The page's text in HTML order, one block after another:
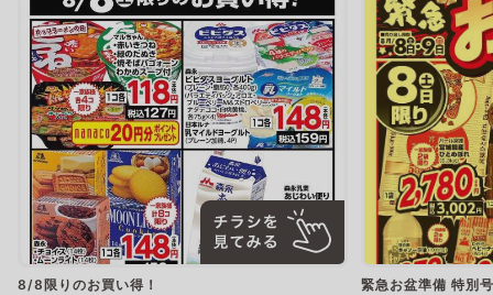
8/8限りのお買い得！ 緊急お盆準備 特別号